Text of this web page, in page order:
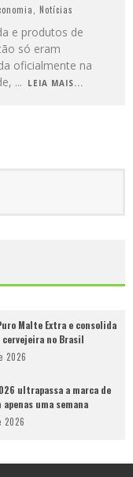
, Notícias
e produtos de
só eram
oficialmente na
... LEIA MAIS...
Malte Extra e consolida
no Brasil
2026
ultrapassa a marca de
uma semana
2026